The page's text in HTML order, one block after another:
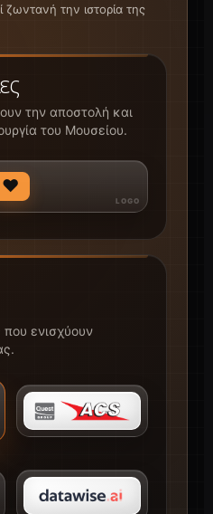
ζωντανή την ιστορία της
την αποστολή και
του Μουσείου.
♥
που ενισχύουν